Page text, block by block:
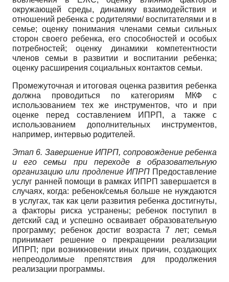
окружающей среды, динамику взаимодействия и
отношений ребенка с родителями/ воспитателями и в
семье; оценку понимания членами семьи сильных
сторон своего ребенка, его способностей и особых
потребностей; оценку динамики компетентности
членов семьи в развитии и воспитании ребенка;
оценку расширения социальных контактов семьи.
Промежуточная и итоговая оценка развития ребенка
должна проводиться по категориям МКФ с
использованием тех же инструментов, что и при
оценке перед составлением ИПРП, а также с
использованием дополнительных инструментов,
например, интервью родителей.
Этап 6. Завершение ИПРП, сопровождение ребенка
и его семьи при переходе в образовательную
организацию или продление ИПРП Предоставление
услуг ранней помощи в рамках ИПРП завершается в
случаях, когда: ребенок/семья больше не нуждаются
в услугах, так как цели развития ребенка достигнуты,
а факторы риска устранены; ребенок поступил в
детский сад и успешно осваивает образовательную
программу; ребенок достиг возраста 7 лет; семья
принимает решение о прекращении реализации
ИПРП; при возникновении иных причин, создающих
непреодолимые препятствия для продолжения
реализации программы.